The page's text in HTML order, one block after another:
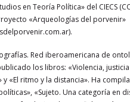
en Teoría Política» del CIECS
«Arqueologías del porvenir»
Red iberoamericana de
los libros: «Violencia,
y «El ritmo y la distancia». Ha
«Sujeto. Una categoría en